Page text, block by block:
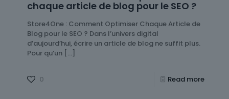
chaque article de blog pour le SEO ?
Store4One : Comment Optimiser Chaque Article de
Blog pour le SEO ? Dans l’univers digital
d’aujourd’hui, écrire un article de blog ne suffit plus.
Pour qu’un […]
0 Read more